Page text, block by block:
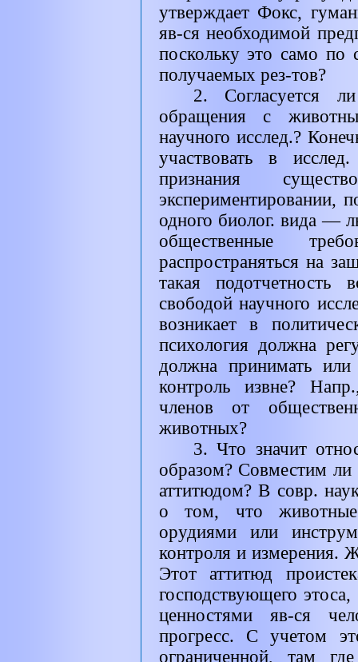
утверждает Фокс,
яв-ся необходимой
поскольку это само по
получаемых рез-тов?
2. Согласуется
обращения с
научного исслед.?
участвовать в
признания
экспериментировании,
одного биолог. вида —
общественные
распространяться на
такая подотчетность
свободой научного
возникает в
психология должна
должна принимать или
контроль извне?
членов от
животных?
3. Что значит
образом? Совместим ли
аттитюдом? В совр.
о том, что
орудиями или
контроля и измерения.
Этот аттитюд
господствующего
ценностями яв-ся
прогресс. С учетом
ограниченной, там